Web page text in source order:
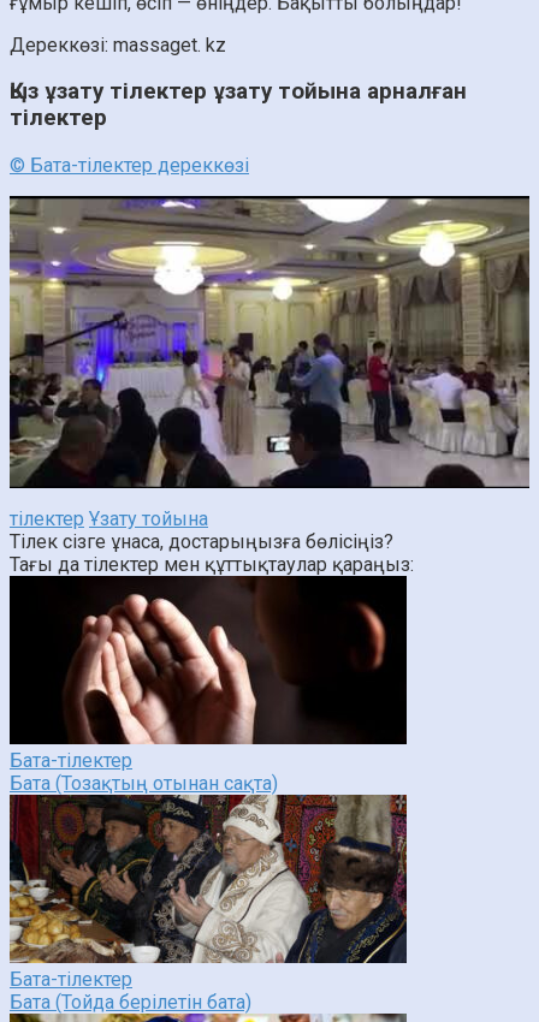
Дереккөзі: massaget. kz
Қыз ұзату тілектер ұзату тойына арналған
тілектер
© Бата-тілектер дереккөзі
тілектер Ұзату тойына
Тілек сізге ұнаса, достарыңызға бөлісіңіз?
Тағы да тілектер мен құттықтаулар қараңыз:
Бата-тілектер
Бата (Тозақтың отынан сақта)
Бата-тілектер
Бата (Тойда берілетін бата)